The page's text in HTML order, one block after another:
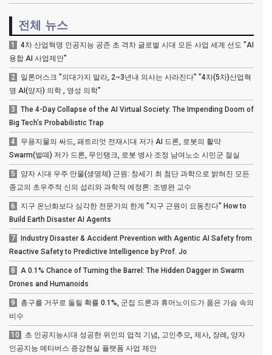
전체 뉴스
1
4차 산업혁명 인공지능 공존 초 격차 글로벌 시대 모든 사업 세계 선도 "AI
융합 AI 사업제안"
2
일론머스크 "의대가지 말라, 2~3년내 의사는 사라진다" "4차(5차)산업혁
명 AI(양자) 의학 , 영성 의학"
3
The 4-Day Collapse of the AI Virtual Society: The Impending Doom of
Big Tech’s Probabilistic Trap
4
무용지물의 싸드, 패트리엇 전재시대 저가 AI 드론, 로봇의 활약
Swarm(벌떼) 저가 드론, 무인탱크, 로봇 병사 조정 남여노소 시민군 절실
5
양자 시대 우주 만물(생명체) 근원: 창세기 최 첨단 과학으로 밝혀진 모든
종교의 초우주적 신의 섭리와 과학적 에정론: 조병완 교수
6
지구 온난화보다 심각한 전문가의 한계 "지구 근원이 요동친다" How to
Build Earth Disaster AI Agents
7
Industry Disaster & Accident Prevention with Agentic AI Safety from
Reactive Safety to Predictive Intelligence by Prof. Jo
8
A 0.1% Chance of Turning the Barrel: The Hidden Dagger in Swarm
Drones and Humanoids
9
총구를 거꾸로 돌릴 확률 0.1%, 군집 드론과 휴머노이드가 품은 가슴 속의
비수
10
초 인공지능시대 성공한 위인의 업적 기념, 고인추모, 제사, 장례, 양자
인공지능 메타버스 증강현실 플랫폼 사업 제안